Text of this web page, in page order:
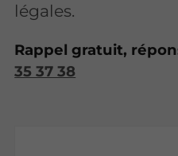
légales.
Rappel gratuit,
35 37 38